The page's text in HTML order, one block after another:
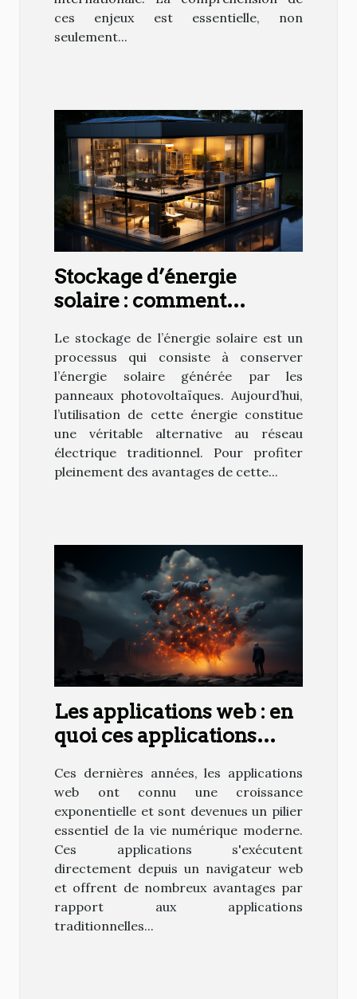
ces enjeux est essentielle, non
seulement...
Stockage d’énergie
solaire : comment
votre production ?
Le stockage de l’énergie solaire est un
processus qui consiste à conserver
l’énergie solaire générée par les
panneaux photovoltaïques. Aujourd’hui,
l’utilisation de cette énergie constitue
une véritable alternative au réseau
électrique traditionnel. Pour profiter
pleinement des avantages de cette...
Les applications web : en
quoi ces applications
Ces dernières années, les applications
web ont connu une croissance
exponentielle et sont devenues un pilier
essentiel de la vie numérique moderne.
Ces applications s'exécutent
directement depuis un navigateur web
et offrent de nombreux avantages par
rapport aux applications
traditionnelles...